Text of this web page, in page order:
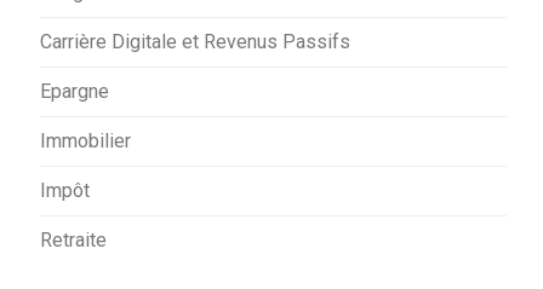
Carrière Digitale et Revenus Passifs
Epargne
Immobilier
Impôt
Retraite